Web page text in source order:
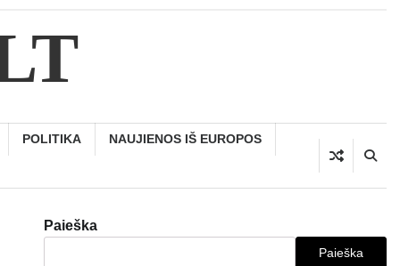
POLITIKA NAUJIENOS IŠ EUROPOS
Paieška
Paieška